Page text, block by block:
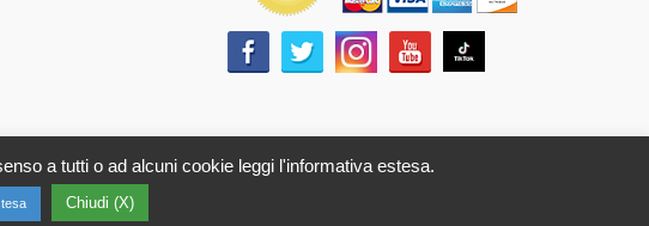
- P.IVA 01112470578 SDI: SUBM70N - REA RI-69195
a tutti o ad alcuni cookie leggi l'informativa estesa.
Chiudi (X)